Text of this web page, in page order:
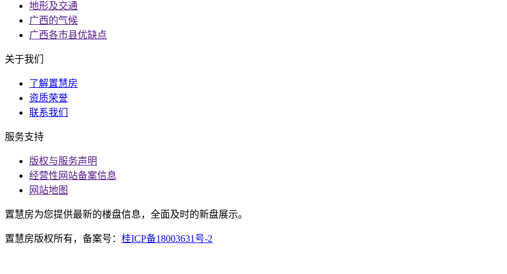
地形及交通
广西的气候
广西各市县优缺点
关于我们
了解置慧房
资质荣誉
联系我们
服务支持
版权与服务声明
经营性网站备案信息
网站地图
置慧房为您提供最新的楼盘信息，全面及时的新盘展示。
置慧房版权所有，备案号： 桂ICP备18003631号-2